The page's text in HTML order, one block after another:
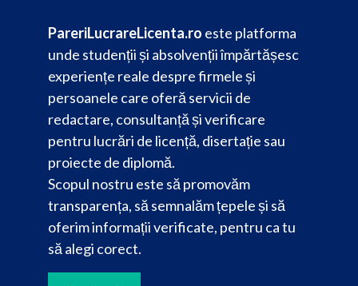
PareriLucrareLicenta.ro este platforma
unde studenții și absolvenții împărtășesc
experiențe reale despre firmele și
persoanele care oferă servicii de
redactare, consultanță și verificare
pentru lucrări de licență, disertație sau
proiecte de diplomă.
Scopul nostru este să promovăm
transparența, să semnalăm țepele și să
oferim informații verificate, pentru ca tu
să alegi corect.